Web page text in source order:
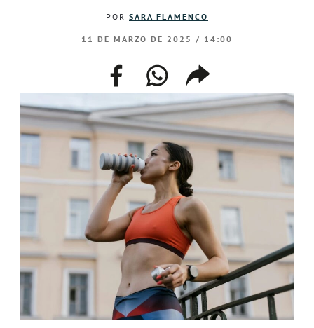
POR SARA FLAMENCO
11 DE MARZO DE 2025 / 14:00
facebookwhatsappcompartir
enlace